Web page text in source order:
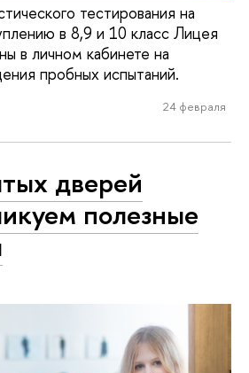
тестирования на
в 8,9 и 10 класс Лицея
личном кабинете на
пробных испытаний.
24 февраля
дверей
полезные